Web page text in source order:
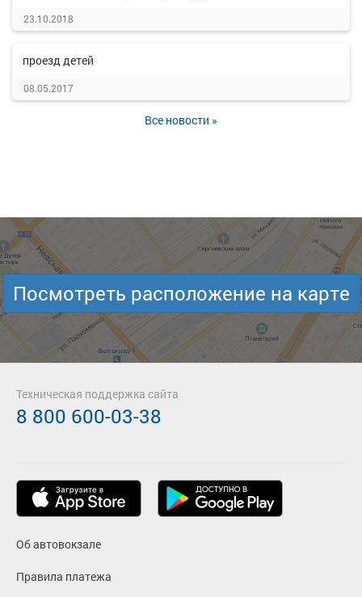
23.10.2018
проезд детей
08.05.2017
Все новости »
Посмотреть расположение на карте
Об автовокзале
Правила платежа
Техническая поддержка сайта
8 800 600-03-38